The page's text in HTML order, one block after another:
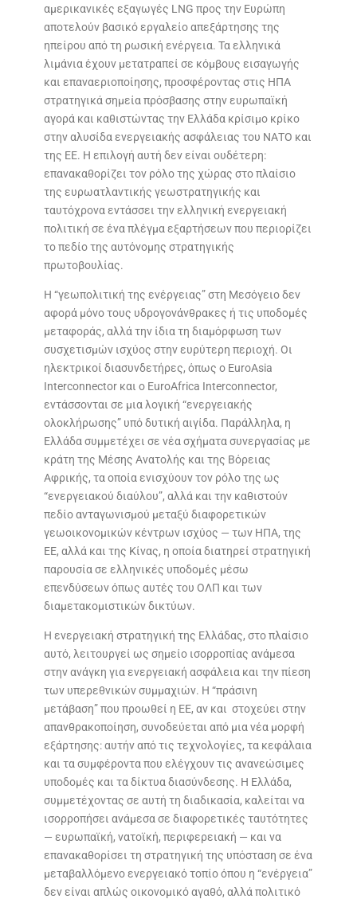
αμερικανικές εξαγωγές LNG προς την Ευρώπη
αποτελούν βασικό εργαλείο απεξάρτησης της
ηπείρου από τη ρωσική ενέργεια. Τα ελληνικά
λιμάνια έχουν μετατραπεί σε κόμβους εισαγωγής
και επαναεριοποίησης, προσφέροντας στις ΗΠΑ
στρατηγικά σημεία πρόσβασης στην ευρωπαϊκή
αγορά και καθιστώντας την Ελλάδα κρίσιμο κρίκο
στην αλυσίδα ενεργειακής ασφάλειας του ΝΑΤΟ και
της ΕΕ. Η επιλογή αυτή δεν είναι ουδέτερη:
επανακαθορίζει τον ρόλο της χώρας στο πλαίσιο
της ευρωατλαντικής γεωστρατηγικής και
ταυτόχρονα εντάσσει την ελληνική ενεργειακή
πολιτική σε ένα πλέγμα εξαρτήσεων που περιορίζει
το πεδίο της αυτόνομης στρατηγικής
πρωτοβουλίας.
Η “γεωπολιτική της ενέργειας” στη Μεσόγειο δεν
αφορά μόνο τους υδρογονάνθρακες ή τις υποδομές
μεταφοράς, αλλά την ίδια τη διαμόρφωση των
συσχετισμών ισχύος στην ευρύτερη περιοχή. Οι
ηλεκτρικοί διασυνδετήρες, όπως ο EuroAsia
Interconnector και ο EuroAfrica Interconnector,
εντάσσονται σε μια λογική “ενεργειακής
ολοκλήρωσης” υπό δυτική αιγίδα. Παράλληλα, η
Ελλάδα συμμετέχει σε νέα σχήματα συνεργασίας με
κράτη της Μέσης Ανατολής και της Βόρειας
Αφρικής, τα οποία ενισχύουν τον ρόλο της ως
“ενεργειακού διαύλου”, αλλά και την καθιστούν
πεδίο ανταγωνισμού μεταξύ διαφορετικών
γεωοικονομικών κέντρων ισχύος — των ΗΠΑ, της
ΕΕ, αλλά και της Κίνας, η οποία διατηρεί στρατηγική
παρουσία σε ελληνικές υποδομές μέσω
επενδύσεων όπως αυτές του ΟΛΠ και των
διαμετακομιστικών δικτύων.
Η ενεργειακή στρατηγική της Ελλάδας, στο πλαίσιο
αυτό, λειτουργεί ως σημείο ισορροπίας ανάμεσα
στην ανάγκη για ενεργειακή ασφάλεια και την πίεση
των υπερεθνικών συμμαχιών. Η “πράσινη
μετάβαση” που προωθεί η ΕΕ, αν και στοχεύει στην
απανθρακοποίηση, συνοδεύεται από μια νέα μορφή
εξάρτησης: αυτήν από τις τεχνολογίες, τα κεφάλαια
και τα συμφέροντα που ελέγχουν τις ανανεώσιμες
υποδομές και τα δίκτυα διασύνδεσης. Η Ελλάδα,
συμμετέχοντας σε αυτή τη διαδικασία, καλείται να
ισορροπήσει ανάμεσα σε διαφορετικές ταυτότητες
— ευρωπαϊκή, νατοϊκή, περιφερειακή — και να
επανακαθορίσει τη στρατηγική της υπόσταση σε ένα
μεταβαλλόμενο ενεργειακό τοπίο όπου η “ενέργεια”
δεν είναι απλώς οικονομικό αγαθό, αλλά πολιτικό